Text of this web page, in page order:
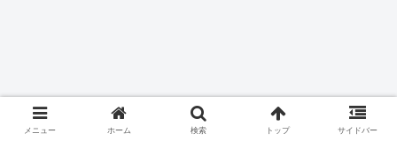
メニュー ホーム 検索 トップ サイドバー